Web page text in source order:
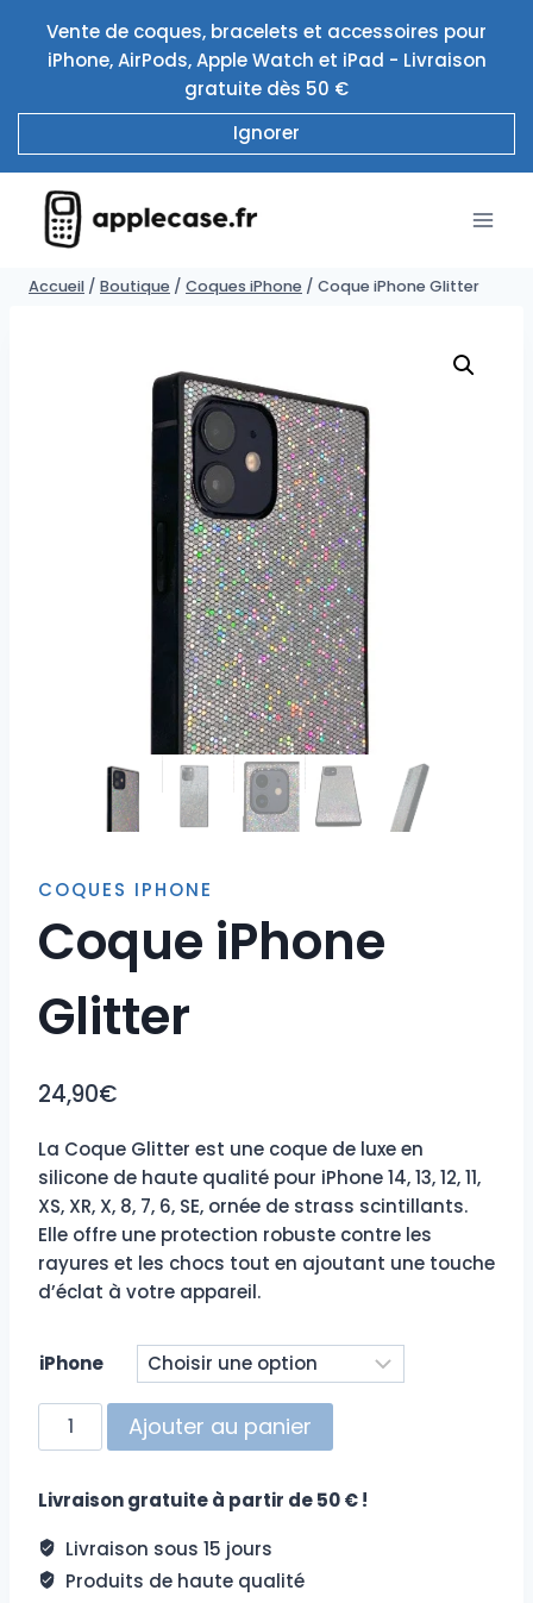
contenu
Vente de coques, bracelets et accessoires pour
iPhone, AirPods, Apple Watch et iPad - Livraison
gratuite dès 50 €
Ignorer
Accueil / Boutique / Coques iPhone / Coque iPhone Glitter
COQUES IPHONE
Coque iPhone
Glitter
24,90€
La Coque Glitter est une coque de luxe en
silicone de haute qualité pour iPhone 14, 13, 12, 11,
XS, XR, X, 8, 7, 6, SE, ornée de strass scintillants.
Elle offre une protection robuste contre les
rayures et les chocs tout en ajoutant une touche
d’éclat à votre appareil.
iPhone
quantité
de
iPhone
Ajouter au panier
Livraison gratuite à partir de 50 € !
Livraison sous 15 jours
Produits de haute qualité